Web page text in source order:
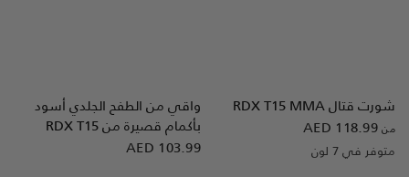
نظرة سريعة شورت قتال RDXT15 MMA
منAED 118.99
Green
Black
Red
Blue متوفر في 7 لون
نظرة سريعة
واقي من الطفح الجلدي أسود
بأكمام قصيرة من RDXT15
AED 103.99